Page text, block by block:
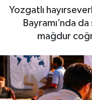
Yozgatlı
Bayramı’nda da
mağdur